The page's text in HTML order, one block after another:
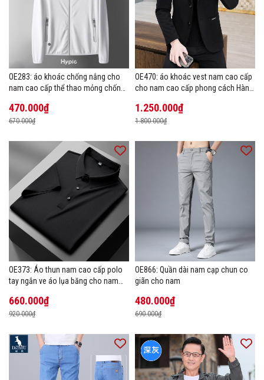
OE283: áo khoác chống nắng cho
nam cao cấp thể thao mỏng chống
470.000₫
670.000₫
OE470: áo khoác vest nam cao cấp
cho nam cao cấp phong cách Hàn
1.250.000₫
1.800.000₫
OE373: Áo thun nam cao cấp polo
tay ngắn ve áo lụa băng cho nam
660.000₫
920.000₫
OE866: Quần dài nam cạp chun co
giãn cho nam
480.000₫
690.000₫